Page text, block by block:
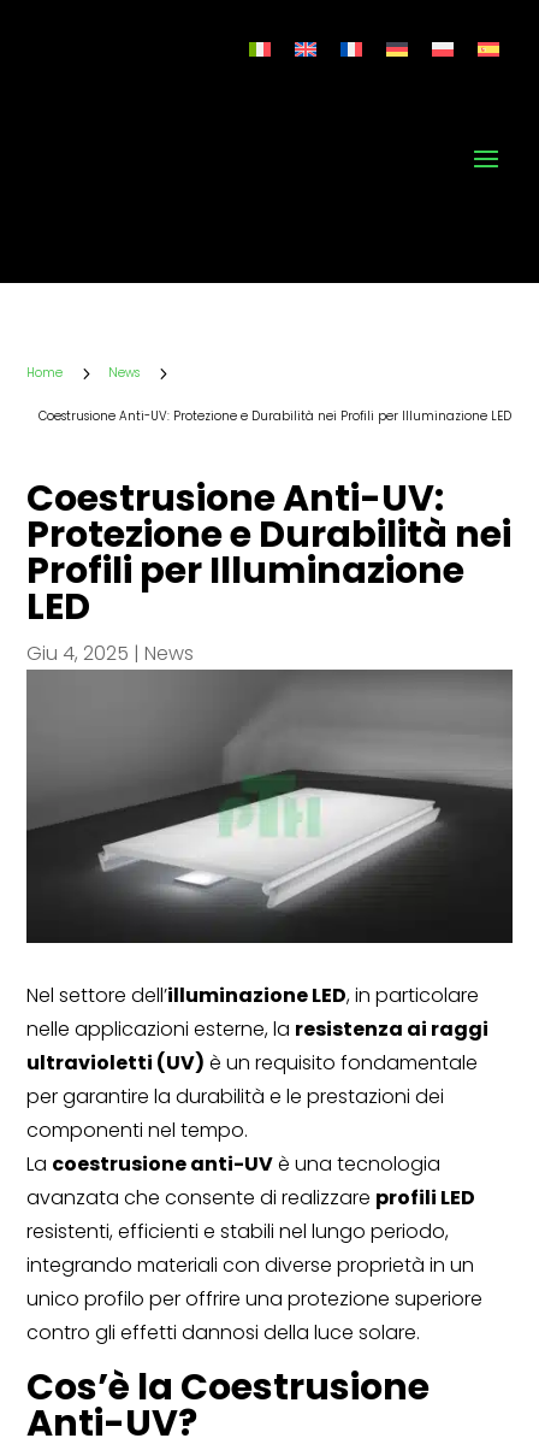
Home 5 News 5
Coestrusione Anti-UV: Protezione e Durabilità nei Profili per Illuminazione LED
Coestrusione Anti-UV:
Protezione e Durabilità nei
Profili per Illuminazione
LED
Giu 4, 2025 |News
Nel settore dell’illuminazione LED, in particolare
nelle applicazioni esterne, la resistenza ai raggi
ultravioletti (UV) è un requisito fondamentale
per garantire la durabilità e le prestazioni dei
componenti nel tempo.
La coestrusione anti-UVè una tecnologia
avanzata che consente di realizzare profili LED
resistenti, efficienti e stabili nel lungo periodo,
integrando materiali con diverse proprietà in un
unico profilo per offrire una protezione superiore
contro gli effetti dannosi della luce solare.
Cos’è la Coestrusione
Anti-UV?